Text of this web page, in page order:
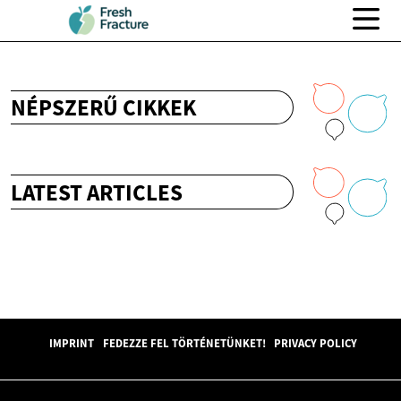
NÉPSZERŰ CIKKEK
LATEST ARTICLES
IMPRINT FEDEZZE FEL TÖRTÉNETÜNKET! PRIVACY POLICY